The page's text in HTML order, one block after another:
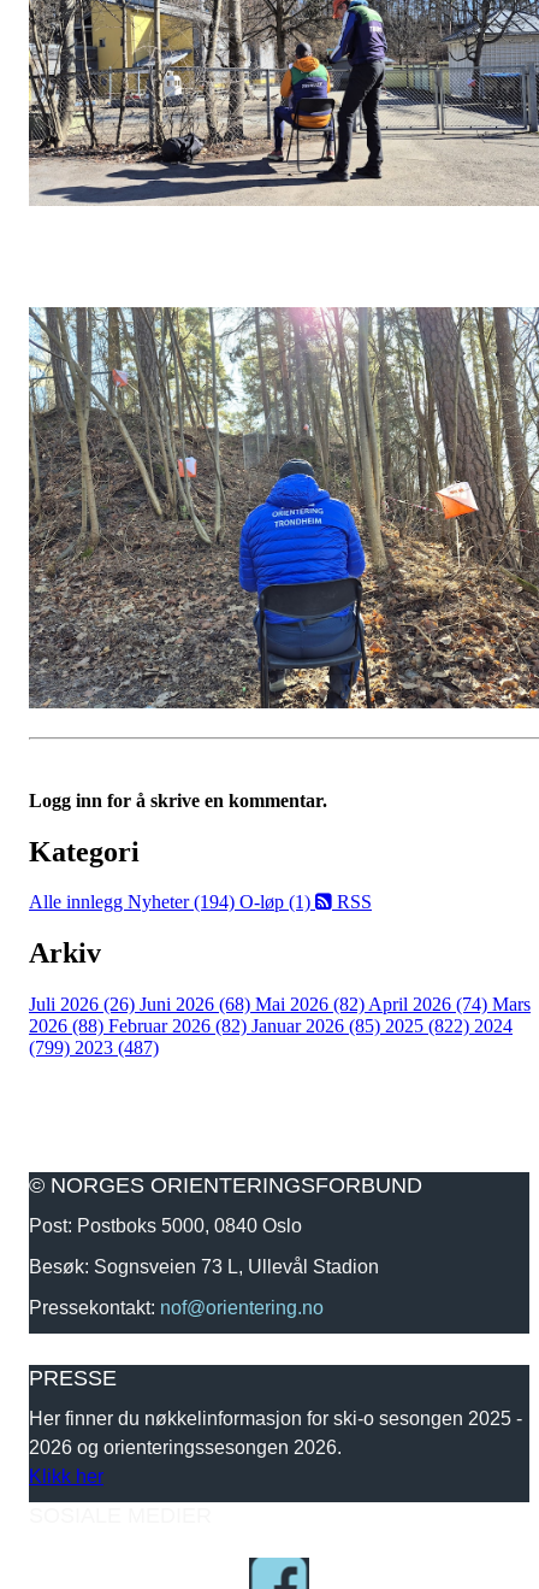
Logg inn for å skrive en kommentar.
Kategori
Alle innlegg Nyheter (194) O-løp (1) RSS
Arkiv
Juli 2026 (26) Juni 2026 (68) Mai 2026 (82) April 2026 (74) Mars
2026 (88) Februar 2026 (82) Januar 2026 (85) 2025 (822) 2024
(799) 2023 (487)
© NORGES ORIENTERINGSFORBUND
Post: Postboks 5000, 0840 Oslo
Besøk: Sognsveien 73 L, Ullevål Stadion
Pressekontakt: nof@orientering.no
PRESSE
Her finner du nøkkelinformasjon for ski-o sesongen 2025 -
2026 og orienteringssesongen 2026.
Klikk her